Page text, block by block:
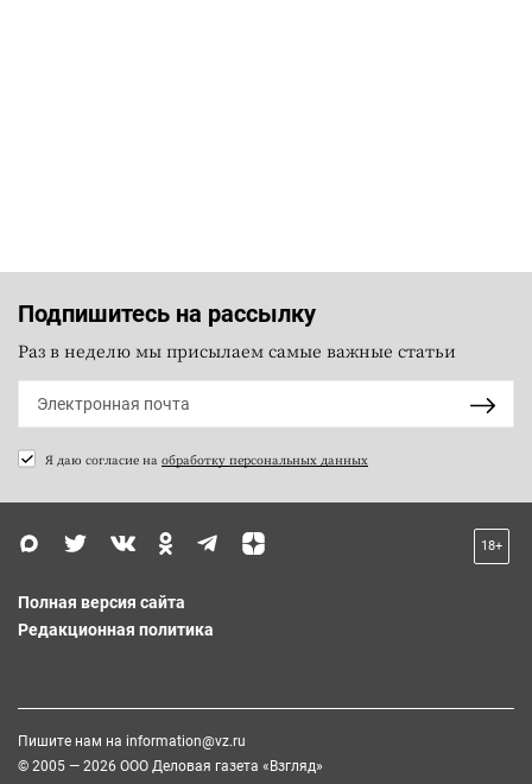
Подпишитесь на рассылку
Раз в неделю мы присылаем самые важные статьи
Я даю согласие на обработку персональных данных
18+
Полная версия сайта
Редакционная политика
Пишите нам на information@vz.ru
© 2005 — 2026 ООО Деловая газета «Взгляд»